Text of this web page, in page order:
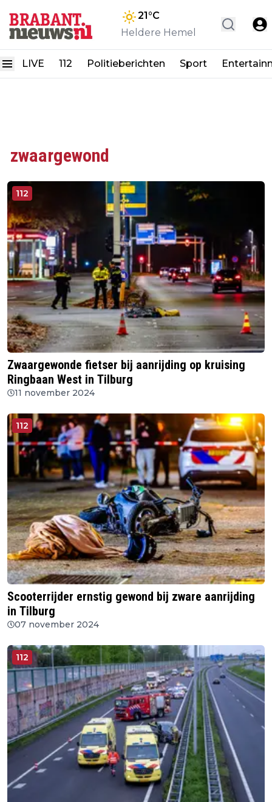
21 °C
Heldere Hemel
LIVE 112 Politieberichten Sport
zwaargewond
112
Zwaargewonde fietser bij aanrijding op kruising
Ringbaan West in Tilburg
11 november 2024
112
Scooterrijder ernstig gewond bij zware aanrijding
in Tilburg
07 november 2024
112